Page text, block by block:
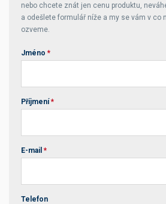
nebo chcete znát jen cenu produktu,
a odešlete formulář níže a my se vám v co
ozveme.
Jméno *
Příjmení *
E-mail *
Telefon